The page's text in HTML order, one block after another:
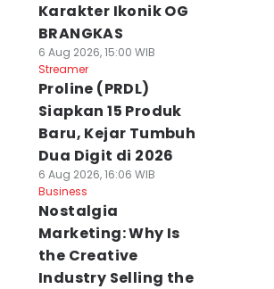
Karakter Ikonik OG
BRANGKAS
6 Aug 2026, 15:00 WIB
Streamer
Proline (PRDL)
Siapkan 15 Produk
Baru, Kejar Tumbuh
Dua Digit di 2026
6 Aug 2026, 16:06 WIB
Business
Nostalgia
Marketing: Why Is
the Creative
Industry Selling the